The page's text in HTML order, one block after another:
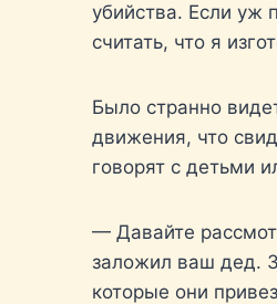
убийства. Если уж
считать, что я
Было странно
движения, что
говорят с детьми
— Давайте
заложил ваш дед.
которые они